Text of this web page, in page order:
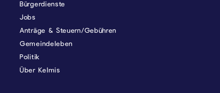
Bürgerdienste
Jobs
Anträge & Steuern/Gebühren
Gemeindeleben
Politik
Über Kelmis